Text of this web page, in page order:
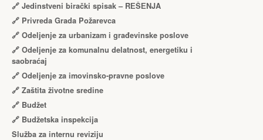
🔗 Jedinstveni birački spisak – RЕŠЕNJA
🔗 Privreda Grada Požarevca
🔗 Odeljenje za urbanizam i građevinske poslove
🔗 Odeljenje za komunalnu delatnost, energetiku i
saobraćaj
🔗 Odeljenje za imovinsko-pravne poslove
🔗 Zaštita životne sredine
🔗 Budžet
🔗 Budžetska inspekcija
Služba za internu reviziju